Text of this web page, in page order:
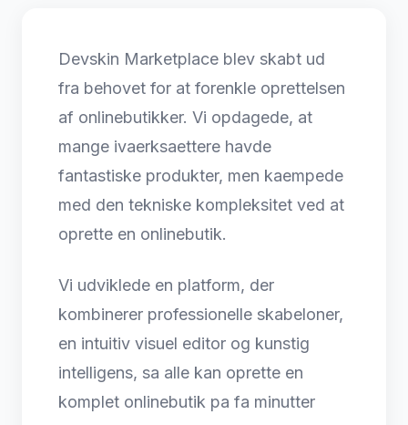
Devskin Marketplace blev skabt ud
fra behovet for at forenkle oprettelsen
af onlinebutikker. Vi opdagede, at
mange ivaerksaettere havde
fantastiske produkter, men kaempede
med den tekniske kompleksitet ved at
oprette en onlinebutik.
Vi udviklede en platform, der
kombinerer professionelle skabeloner,
en intuitiv visuel editor og kunstig
intelligens, sa alle kan oprette en
komplet onlinebutik pa fa minutter